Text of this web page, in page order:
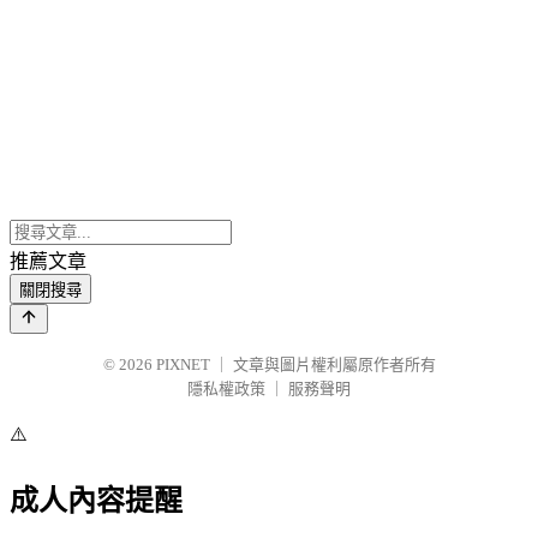
推薦文章
關閉搜尋
© 2026 PIXNET
文章與圖片權利屬原作者所有
隱私權政策
服務聲明
⚠️
成人內容提醒